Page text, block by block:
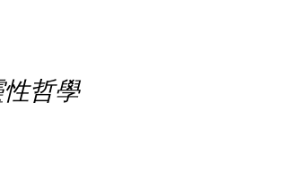
性哲學